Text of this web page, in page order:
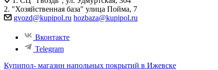
2. "Хозяйственная база" улица Пойма, 7
gvozd@kupipol.ru hozbaza@kupipol.ru
Вконтакте
Telegram
Купипол- магазин напольных покрытий в Ижевске